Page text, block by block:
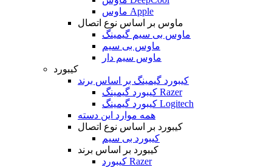
ماوس Apple
ماوس بر اساس نوع اتصال
ماوس بی سیم گیمینگ
ماوس بی سیم
ماوس سیم دار
کیبورد
کیبورد گیمینگ بر اساس برند
کیبورد گیمینگ Razer
کیبورد گیمینگ Logitech
همه موارد این دسته
کیبورد بر اساس نوع اتصال
کیبورد بی سیم
کیبورد بر اساس برند
کیبورد Razer